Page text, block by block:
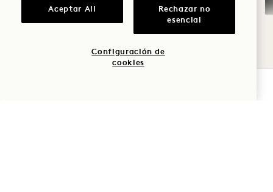
VIERNES
Tiempo en
Aceptar All
Rechazar no
esencial
Configuración de
cookies